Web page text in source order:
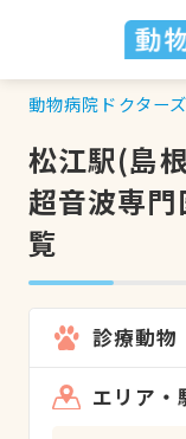
動物病院ドクター
松江駅(島
超音波専
覧
診療動物
エリア・